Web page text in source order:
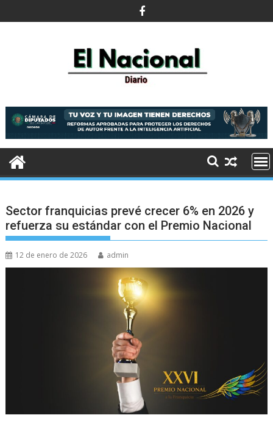
al
Sector franquicias prevé crecer 6% en 2026 y
refuerza su estándar con el Premio Nacional
12 de enero de 2026 admin